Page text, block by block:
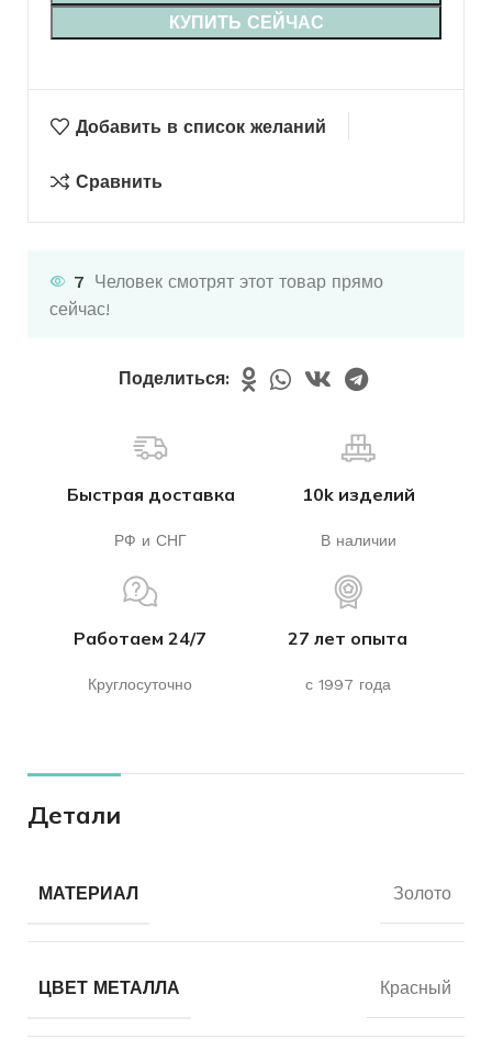
КУПИТЬ СЕЙЧАС
Добавить в список желаний
Сравнить
7 Человек смотрят этот товар прямо
сейчас!
Поделиться:
Быстрая доставка
РФ и СНГ
10k изделий
В наличии
Работаем 24/7
Круглосуточно
27 лет опыта
с 1997 года
Детали
МАТЕРИАЛ Золото
ЦВЕТ МЕТАЛЛА Красный